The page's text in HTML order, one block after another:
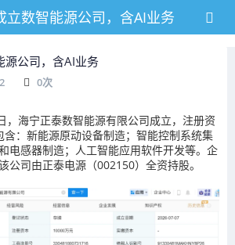
立数智能源公司，含AI业务
源公司，含AI业务
0次
，海宁正泰数智能源有限公司成立，注册资
：新能源原动设备制造；智能控制系统集
电感器制造；人工智能应用软件开发等。企
公司由正泰电源（002150）全资持股。